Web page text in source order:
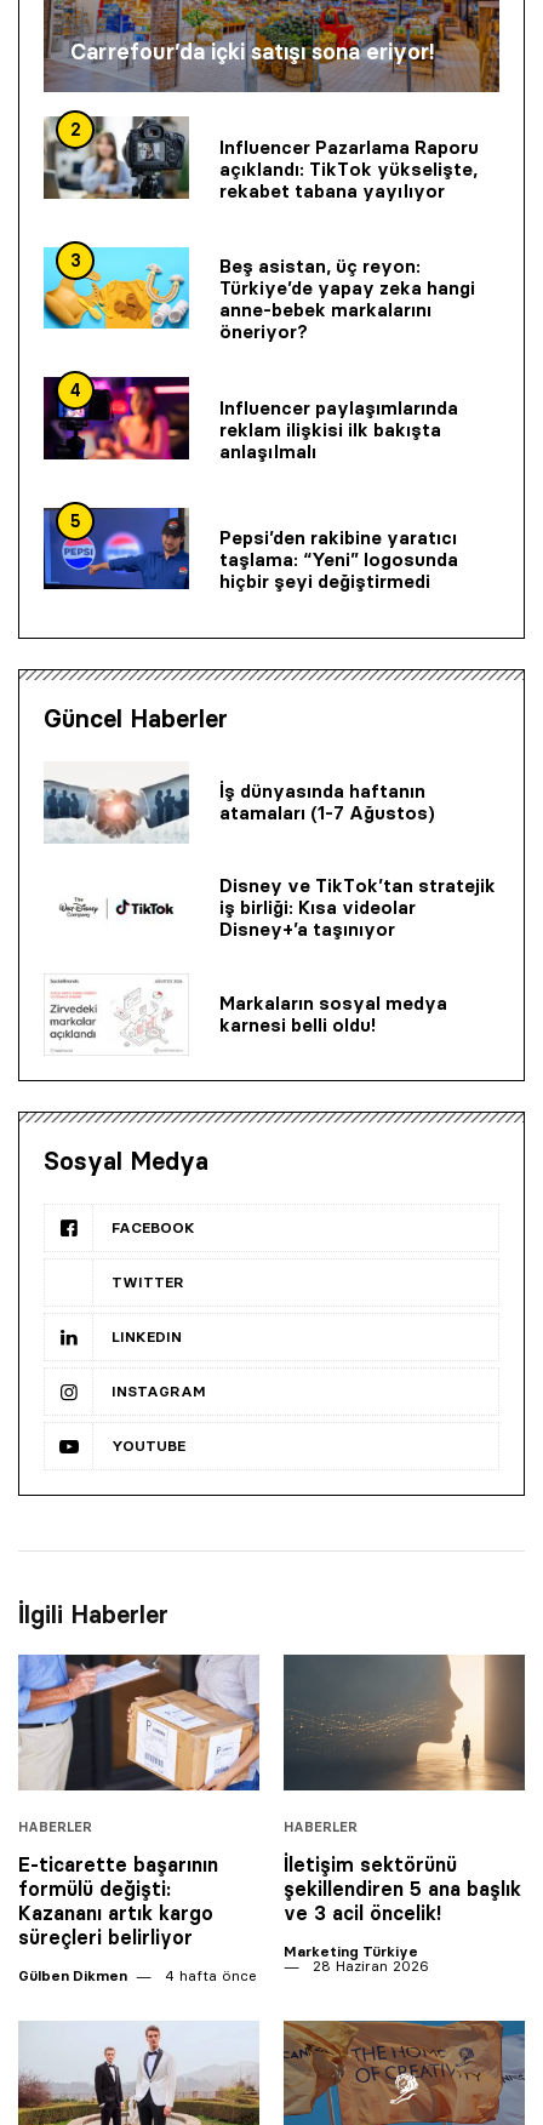
Carrefour’da içki satışı sona eriyor!
2
Influencer Pazarlama Raporu
açıklandı: TikTok yükselişte,
rekabet tabana yayılıyor
3
Beş asistan, üç reyon:
Türkiye’de yapay zeka hangi
anne-bebek markalarını
öneriyor?
4
Influencer paylaşımlarında
reklam ilişkisi ilk bakışta
anlaşılmalı
5
Pepsi’den rakibine yaratıcı
taşlama: “Yeni” logosunda
hiçbir şeyi değiştirmedi
Güncel Haberler
İş dünyasında haftanın
atamaları (1-7 Ağustos)
Disney ve TikTok’tan stratejik
iş birliği: Kısa videolar
Disney+’a taşınıyor
Markaların sosyal medya
karnesi belli oldu!
Sosyal Medya
FACEBOOK
TWITTER
LINKEDIN
INSTAGRAM
YOUTUBE
İlgili Haberler
HABERLER
E-ticarette başarının
formülü değişti:
Kazananı artık kargo
süreçleri belirliyor
Gülben Dikmen 4 hafta önce
HABERLER
İletişim sektörünü
şekillendiren 5 ana başlık
ve 3 acil öncelik!
Marketing Türkiye
28 Haziran 2026